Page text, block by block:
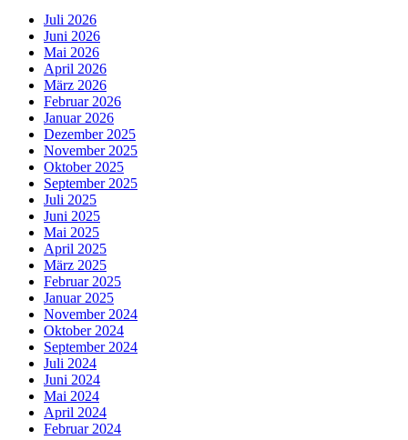
Juli 2026
Juni 2026
Mai 2026
April 2026
März 2026
Februar 2026
Januar 2026
Dezember 2025
November 2025
Oktober 2025
September 2025
Juli 2025
Juni 2025
Mai 2025
April 2025
März 2025
Februar 2025
Januar 2025
November 2024
Oktober 2024
September 2024
Juli 2024
Juni 2024
Mai 2024
April 2024
Februar 2024